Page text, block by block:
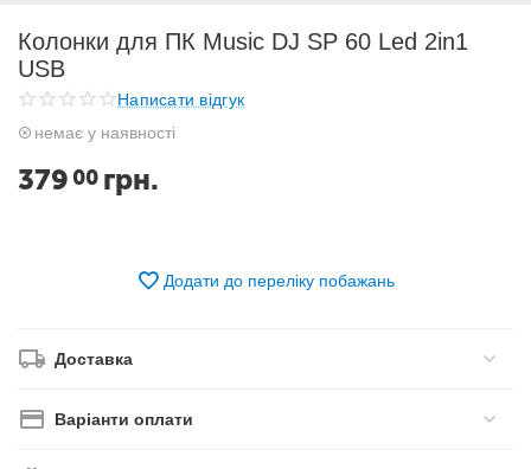
Колонки для ПК Music DJ SP 60 Led 2in1
USB
Написати відгук
немає у наявності
379 00 грн.
Додати до переліку побажань
Доставка
Варіанти оплати